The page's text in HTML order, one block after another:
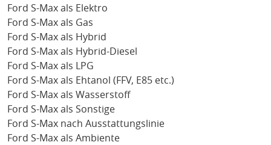
Ford S-Max als Elektro
Ford S-Max als Gas
Ford S-Max als Hybrid
Ford S-Max als Hybrid-Diesel
Ford S-Max als LPG
Ford S-Max als Ehtanol (FFV, E85 etc.)
Ford S-Max als Wasserstoff
Ford S-Max als Sonstige
Ford S-Max nach Ausstattungslinie
Ford S-Max als Ambiente